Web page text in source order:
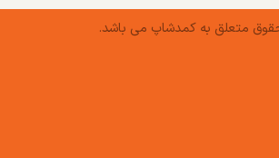
متعلق به کمدشاپ می باشد.